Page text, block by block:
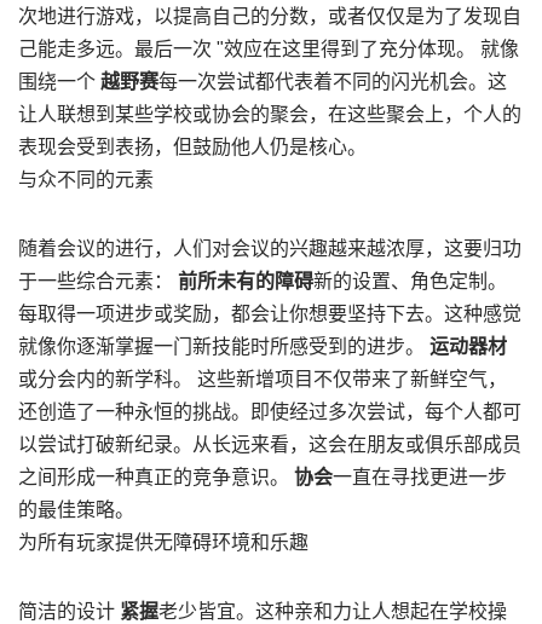
次地进行游戏，以提高自己的分数，或者仅仅是为了发现自
己能走多远。最后一次 "效应在这里得到了充分体现。 就像
围绕一个 越野赛每一次尝试都代表着不同的闪光机会。这
让人联想到某些学校或协会的聚会，在这些聚会上，个人的
表现会受到表扬，但鼓励他人仍是核心。
与众不同的元素
随着会议的进行，人们对会议的兴趣越来越浓厚，这要归功
于一些综合元素： 前所未有的障碍新的设置、角色定制。
每取得一项进步或奖励，都会让你想要坚持下去。这种感觉
就像你逐渐掌握一门新技能时所感受到的进步。 运动器材
或分会内的新学科。 这些新增项目不仅带来了新鲜空气，
还创造了一种永恒的挑战。即使经过多次尝试，每个人都可
以尝试打破新纪录。从长远来看，这会在朋友或俱乐部成员
之间形成一种真正的竞争意识。 协会一直在寻找更进一步
的最佳策略。
为所有玩家提供无障碍环境和乐趣
简洁的设计 紧握老少皆宜。这种亲和力让人想起在学校操